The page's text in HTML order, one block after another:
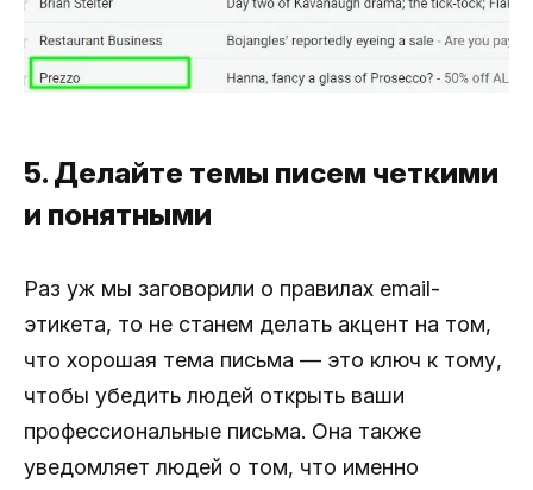
5. Делайте темы писем четкими
и понятными
Раз уж мы заговорили о правилах email-
этикета, то не станем делать акцент на том,
что хорошая тема письма — это ключ к тому,
чтобы убедить людей открыть ваши
профессиональные письма. Она также
уведомляет людей о том, что именно